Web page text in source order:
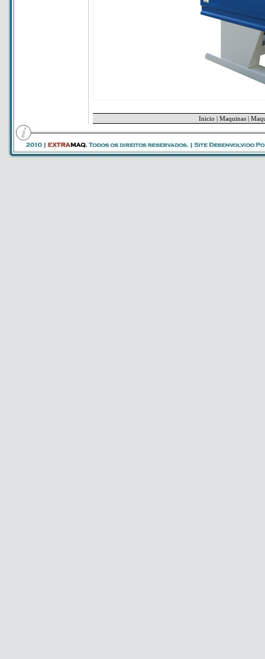
CARACTERÍSTICAS PRINCIPAIS
Equipada com uma fonte de CO 2 Laser
impulsionada por dois eixos motores
de corte fixo ou um plano de corte
Inicio | Maquinas |